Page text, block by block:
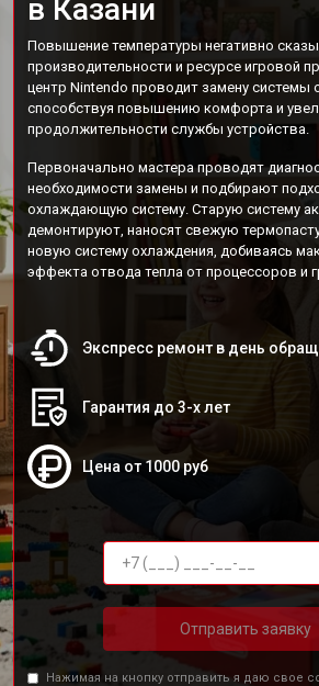
в Казани
Повышение температуры негативно
производительности и ресурсе игровой
центр Nintendo проводит замену системы
способствуя повышению комфорта и
продолжительности службы устройства.
Первоначально мастера проводят
необходимости замены и подбирают
охлаждающую систему. Старую систему
демонтируют, наносят свежую
новую систему охлаждения, добиваясь
эффекта отвода тепла от процессоров и
Экспресс ремонт в день
Гарантия до 3-х лет
Цена от 1000 руб
Отправить заявку
Нажимая на кнопку отправить я даю свое